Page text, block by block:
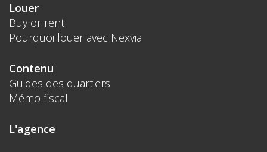
Louer
Buy or rent
Pourquoi louer avec Nexvia
Contenu
Guides des quartiers
Mémo fiscal
L'agence